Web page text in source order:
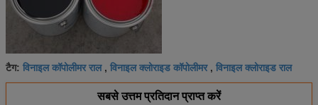
टैग: विनाइल कॉपोलीमर राल, विनाइल क्लोराइड कॉपोलीमर, विनाइल क्लोराइड राल
सबसे उत्तम प्रतिदान प्राप्त करें